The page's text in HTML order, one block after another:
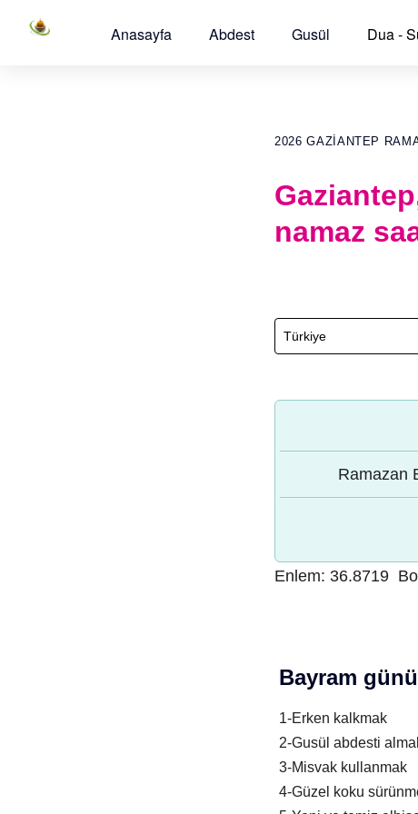
Anasayfa Abdest Gusül Dua -
2026 GAZIANTEP
namaz
Ramazan
Enlem: 36.8719
Bayram
1-Erken kalkmak
2-Gusül abdesti
3-Misvak kullanmak
4-Güzel koku